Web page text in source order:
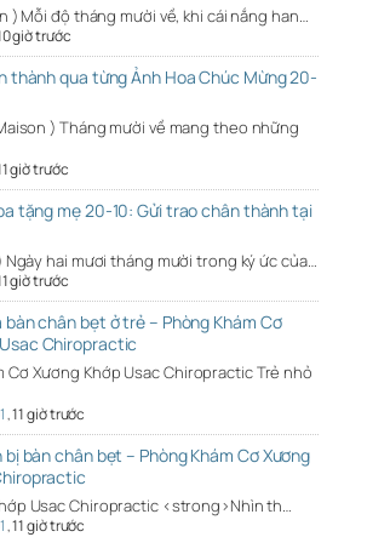
) Mỗi độ tháng mười về, khi cái nắng han…
giờ trước
thành qua từng Ảnh Hoa Chúc Mừng 20-
) Tháng mười về mang theo những
giờ trước
tặng mẹ 20-10: Gửi trao chân thành tại
Ngày hai mươi tháng mười trong ký ức của…
giờ trước
bàn chân bẹt ở trẻ – Phòng Khám Cơ
Chiropractic
Cơ Xương Khớp Usac Chiropractic Trẻ nhỏ
,11 giờ trước
bị bàn chân bẹt – Phòng Khám Cơ Xương
Usac Chiropractic <strong>Nhìn th…
,11 giờ trước